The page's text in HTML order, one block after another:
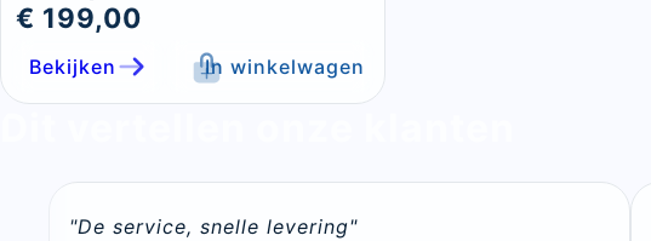
€ 199,00
Bekijken In winkelwagen
"De service, snelle levering"